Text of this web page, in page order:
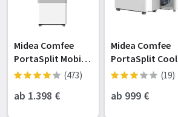
Midea Comfee
PortaSplit Mobile
Split-Klimaanlage
(473)
ab 1.398 €
Midea Comfee
PortaSplit Cool
Mobile Split-
(10002696)
(19)
ab 999 €